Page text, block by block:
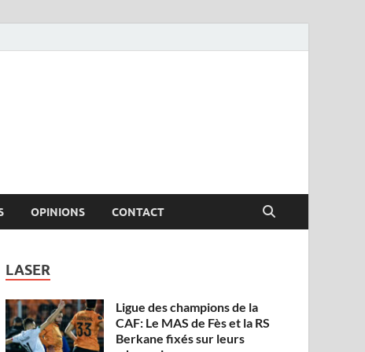
OPINIONS CONTACT
LASER
Ligue des champions de la
CAF: Le MAS de Fès et la RS
Berkane fixés sur leurs